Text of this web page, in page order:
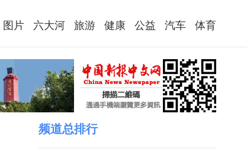
图片 六大河 旅游 健康 公益 汽车 体育
频道总排行